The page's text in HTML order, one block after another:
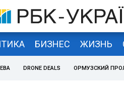
БИЗНЕС ЖИЗНЬ
DRONE DEALS ОРМУЗСКИЙ